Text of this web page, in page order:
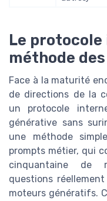
Le
méthode
Face à la maturité
de directions de la
un protocole
générative sans
une méthode
prompts métier, qui
cinquantaine de
questions
moteurs génératifs.